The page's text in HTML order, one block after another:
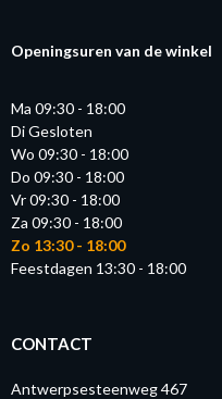
Openingsuren van de winkel
Ma 09:30 - 18:00
Di Gesloten
Wo 09:30 - 18:00
Do 09:30 - 18:00
Vr 09:30 - 18:00
Za 09:30 - 18:00
Zo 13:30 - 18:00
Feestdagen 13:30 - 18:00
CONTACT
Antwerpsesteenweg 467